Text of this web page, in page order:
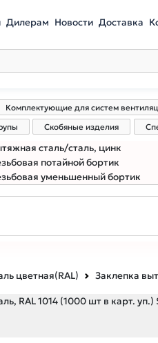
Дилерам Новости Доставка
Комплектующие для систем
Скобяные изделия
сталь/сталь, цинк
потайной бортик
уменьшенный бортик
цветная(RAL) Заклепка
RAL 1014 (1000 шт в карт. уп.)